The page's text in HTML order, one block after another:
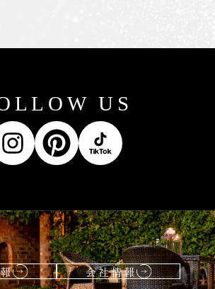
US
会社情報